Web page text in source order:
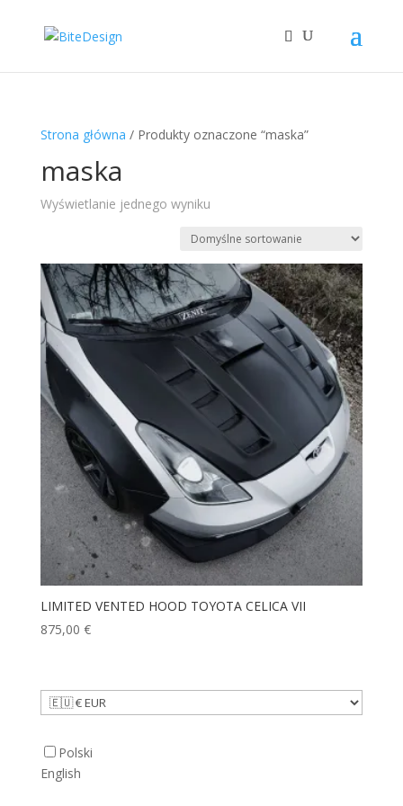
Strona główna / Produkty oznaczone “maska”
maska
Wyświetlanie jednego wyniku
LIMITED VENTED HOOD TOYOTA CELICA VII
875,00 €
Polski
English